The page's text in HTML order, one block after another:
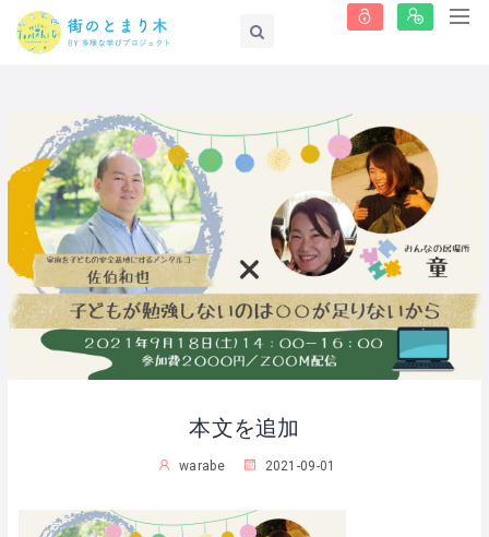
本文を追加
warabe 2021-09-01